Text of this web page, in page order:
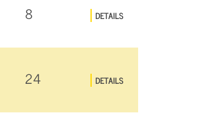
8 DETAILS
24 DETAILS